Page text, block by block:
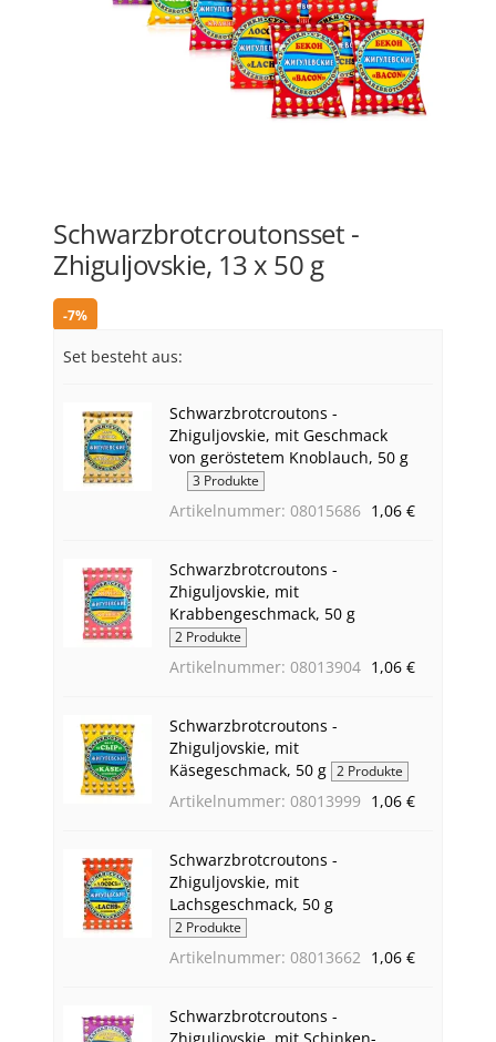
Schwarzbrotcroutonsset -
Zhiguljovskie, 13 х 50 g
-7%
Set besteht aus:
Schwarzbrotcroutons -
Zhiguljovskie, mit Geschmack
von geröstetem Knoblauch, 50 g
3 Produkte
Artikelnummer: 08015686 1,06 €
Schwarzbrotcroutons -
Zhiguljovskie, mit
Krabbengeschmack, 50 g
2 Produkte
Artikelnummer: 08013904 1,06 €
Schwarzbrotcroutons -
Zhiguljovskie, mit
Käsegeschmack, 50 g 2 Produkte
Artikelnummer: 08013999 1,06 €
Schwarzbrotcroutons -
Zhiguljovskie, mit
Lachsgeschmack, 50 g
2 Produkte
Artikelnummer: 08013662 1,06 €
Schwarzbrotcroutons -